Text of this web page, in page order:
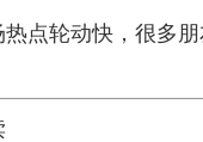
轮动快，很多朋